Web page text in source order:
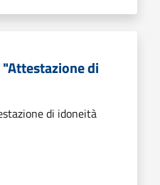
di
di idoneità